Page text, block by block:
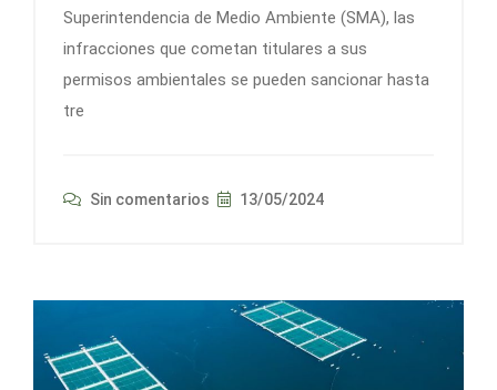
Superintendencia de Medio Ambiente (SMA), las
infracciones que cometan titulares a sus
permisos ambientales se pueden sancionar hasta
tre
Sin comentarios 13/05/2024